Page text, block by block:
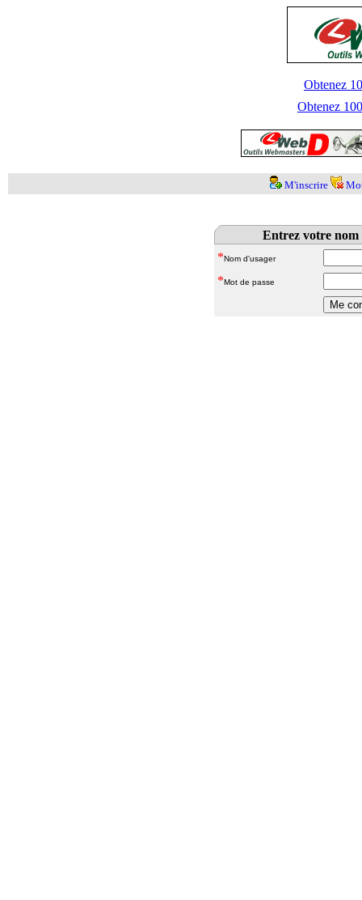
Obtenez
Obtenez
M'inscrire
Entrez votre nom
*Nom d'usager
*Mot de passe